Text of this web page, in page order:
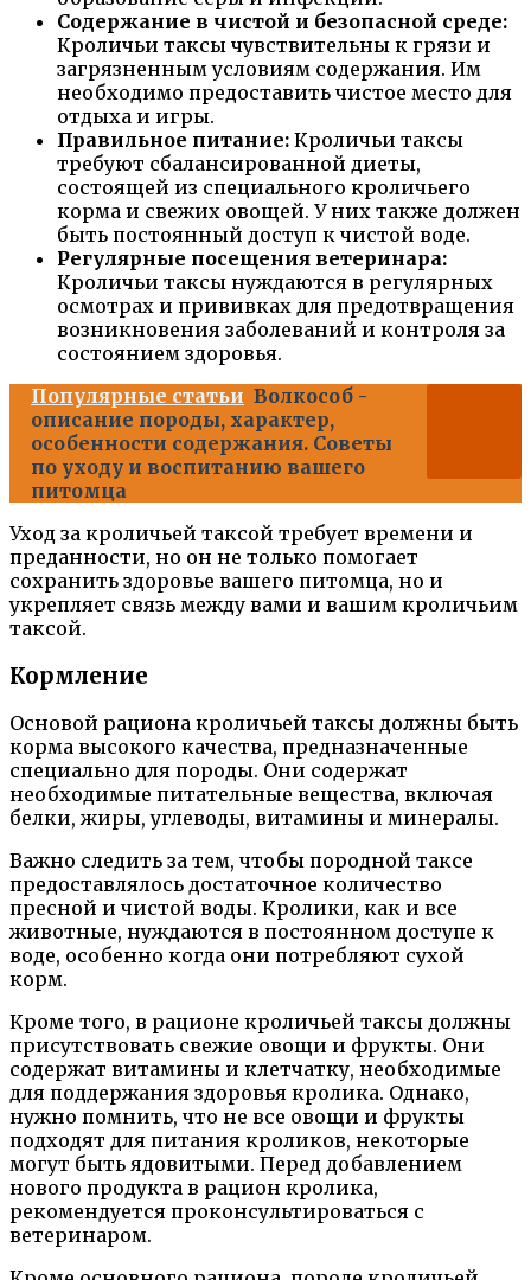
Содержание в чистой и безопасной среде:
Кроличьи таксы чувствительны к грязи и
загрязненным условиям содержания. Им
необходимо предоставить чистое место для
отдыха и игры.
Правильное питание: Кроличьи таксы
требуют сбалансированной диеты,
состоящей из специального кроличьего
корма и свежих овощей. У них также должен
быть постоянный доступ к чистой воде.
Регулярные посещения ветеринара:
Кроличьи таксы нуждаются в регулярных
осмотрах и прививках для предотвращения
возникновения заболеваний и контроля за
состоянием здоровья.
Популярные статьи Волкособ -
описание породы, характер,
особенности содержания. Советы
по уходу и воспитанию вашего
питомца
Уход за кроличьей таксой требует времени и
преданности, но он не только помогает
сохранить здоровье вашего питомца, но и
укрепляет связь между вами и вашим кроличьим
таксой.
Кормление
Основой рациона кроличьей таксы должны быть
корма высокого качества, предназначенные
специально для породы. Они содержат
необходимые питательные вещества, включая
белки, жиры, углеводы, витамины и минералы.
Важно следить за тем, чтобы породной таксе
предоставлялось достаточное количество
пресной и чистой воды. Кролики, как и все
животные, нуждаются в постоянном доступе к
воде, особенно когда они потребляют сухой
корм.
Кроме того, в рационе кроличьей таксы должны
присутствовать свежие овощи и фрукты. Они
содержат витамины и клетчатку, необходимые
для поддержания здоровья кролика. Однако,
нужно помнить, что не все овощи и фрукты
подходят для питания кроликов, некоторые
могут быть ядовитыми. Перед добавлением
нового продукта в рацион кролика,
рекомендуется проконсультироваться с
ветеринаром.